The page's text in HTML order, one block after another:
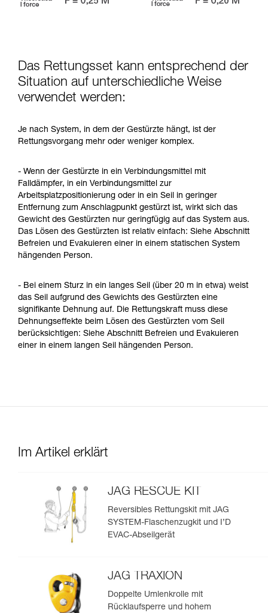
Das Rettungsset kann entsprechend der
Situation auf unterschiedliche Weise
verwendet werden:
Je nach System, in dem der Gestürzte hängt, ist der
Rettungsvorgang mehr oder weniger komplex.
- Wenn der Gestürzte in ein Verbindungsmittel mit
Falldämpfer, in ein Verbindungsmittel zur
Arbeitsplatzpositionierung oder in ein Seil in geringer
Entfernung zum Anschlagpunkt gestürzt ist, wirkt sich das
Gewicht des Gestürzten nur geringfügig auf das System aus.
Das Lösen des Gestürzten ist relativ einfach: Siehe Abschnitt
Befreien und Evakuieren einer in einem statischen System
hängenden Person.
- Bei einem Sturz in ein langes Seil (über 20 m in etwa) weist
das Seil aufgrund des Gewichts des Gestürzten eine
signifikante Dehnung auf. Die Rettungskraft muss diese
Dehnungseffekte beim Lösen des Gestürzten vom Seil
berücksichtigen: Siehe Abschnitt Befreien und Evakuieren
einer in einem langen Seil hängenden Person.
Im Artikel erklärt
JAG RESCUE KIT
Reversibles Rettungskit mit JAG
SYSTEM-Flaschenzugkit und I’D
EVAC-Abseilgerät
JAG TRAXION
Doppelte Umlenkrolle mit
Rücklaufsperre und hohem